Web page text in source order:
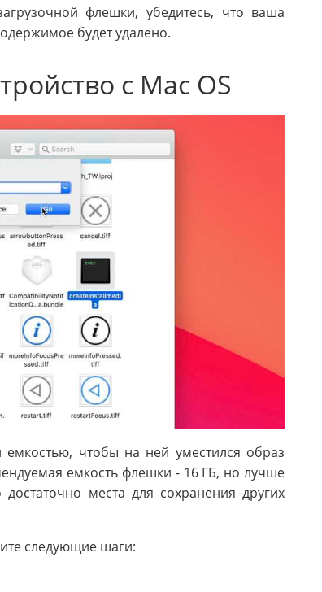
флешки, убедитесь, что ваша
будет удалено.
с Mac OS
чтобы на ней уместился образ
емкость флешки - 16 ГБ, но лучше
места для сохранения других
следующие шаги: